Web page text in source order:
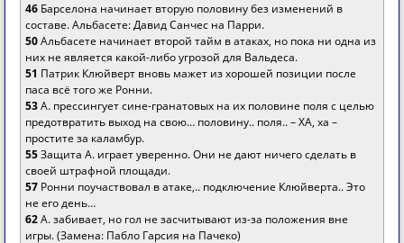
46 Барселона начинает вторую половину без изменений в
составе. Альбасете: Давид Санчес на Парри.
50Альбасете начинает второй тайм в атаках, но пока ни одна из
них не является какой-либо угрозой для Вальдеса.
51 Патрик Клюйверт вновь мажет из хорошей позиции после
паса всё того же Ронни.
53А. прессингует сине-гранатовых на их половине поля с целью
предотвратить выход на свою… половину.. поля.. – ХА, ха –
простите за каламбур.
55Защита А. играет уверенно. Они не дают ничего сделать в
своей штрафной площади.
57 Ронни поучаствовал в атаке,.. подключение Клюйверта.. Это
не его день…
62А. забивает, но гол не засчитывают из-за положения вне
игры. (Замена: Пабло Гарсия на Пачеко)